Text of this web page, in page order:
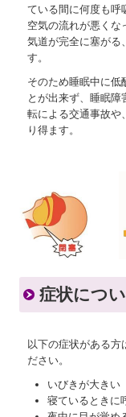
ている間に何度も呼
空気の流れが悪くな
気道が完全に塞がる
す。
そのため睡眠中に低
とが出来ず、睡眠障
転による交通事故や
り得ます。
症状につ
以下の症状がある方
ださい。
いびきが大きい
寝ているときに